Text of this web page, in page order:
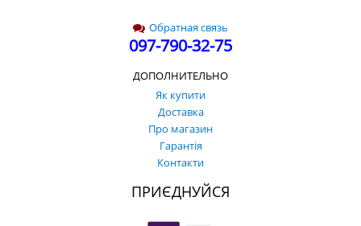
Обратная связь
097-790-32-75
ДОПОЛНИТЕЛЬНО
Як купити
Доставка
Про магазин
Гарантія
Контакти
ПРИЄДНУЙСЯ